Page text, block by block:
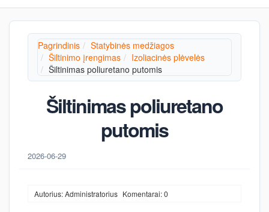
Pagrindinis
Statybinės medžiagos
Šiltinimo įrengimas
Izoliacinės plėvelės
Šiltinimas poliuretano putomis
Šiltinimas poliuretano
putomis
2026-06-29
Autorius: Administratorius Komentarai: 0